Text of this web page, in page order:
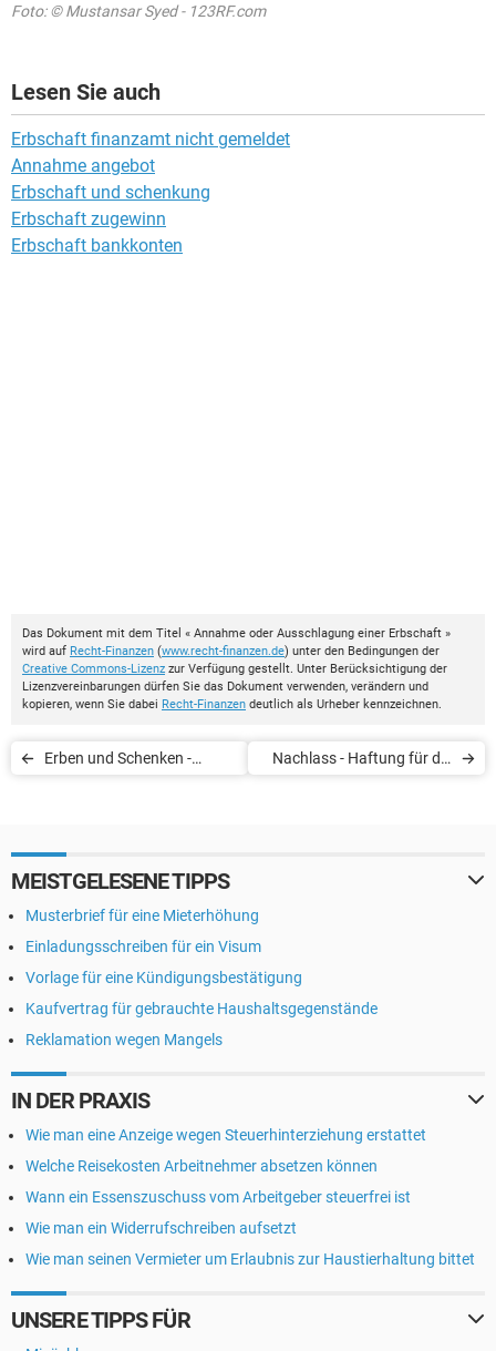
Foto: © Mustansar Syed - 123RF.com
Lesen Sie auch
Erbschaft finanzamt nicht gemeldet
Annahme angebot
Erbschaft und schenkung
Erbschaft zugewinn
Erbschaft bankkonten
Das Dokument mit dem Titel « Annahme oder Ausschlagung einer Erbschaft »
wird auf Recht-Finanzen (www.recht-finanzen.de) unter den Bedingungen der
Creative Commons-Lizenz zur Verfügung gestellt. Unter Berücksichtigung der
Lizenzvereinbarungen dürfen Sie das Dokument verwenden, verändern und
kopieren, wenn Sie dabei Recht-Finanzen deutlich als Urheber kennzeichnen.
Erben und Schenken -
Nachlass - Haftung für die
MEISTGELESENE TIPPS
Musterbrief für eine Mieterhöhung
Einladungsschreiben für ein Visum
Vorlage für eine Kündigungsbestätigung
Kaufvertrag für gebrauchte Haushaltsgegenstände
Reklamation wegen Mangels
IN DER PRAXIS
Wie man eine Anzeige wegen Steuerhinterziehung erstattet
Welche Reisekosten Arbeitnehmer absetzen können
Wann ein Essenszuschuss vom Arbeitgeber steuerfrei ist
Wie man ein Widerrufschreiben aufsetzt
Wie man seinen Vermieter um Erlaubnis zur Haustierhaltung bittet
UNSERE TIPPS FÜR